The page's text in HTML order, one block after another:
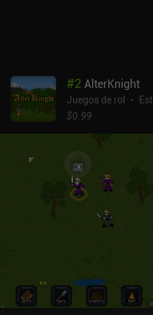
el juego sea menos grindy. El
jugador libre, pero sugiero
está dominada por jugadores
muy interesante, y el juego se
#2 AlterKnight
Juegos de rol
$0.99